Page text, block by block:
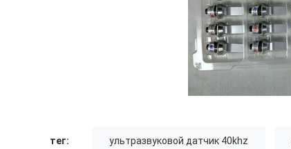
тег: ультразвуковой датчик 40khz